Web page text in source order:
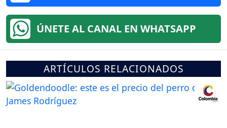
ÚNETE AL CANAL EN WHATSAPP
ARTÍCULOS RELACIONADOS